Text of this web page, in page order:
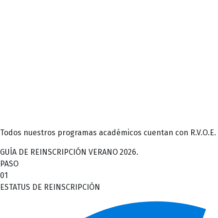
Todos nuestros programas académicos cuentan con
GUÍA DE REINSCRIPCIÓN VERANO 2026.
PASO
01
ESTATUS DE REINSCRIPCIÓN